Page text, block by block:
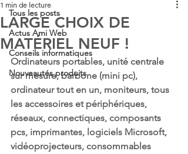
Tous les posts
Actus Ami Web
Conseils informatiques
Nouveautés produits
LARGE CHOIX DE
MATÉRIEL NEUF !
1 min de lecture
Ordinateurs portables, unité centrale
sur mesure, barbone (mini pc),
ordinateur tout en un, moniteurs, tous
les accessoires et périphériques,
réseaux, connectiques, composants
pcs, imprimantes, logiciels Microsoft,
vidéoprojecteurs, consommables